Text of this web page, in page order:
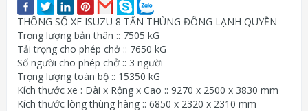
THÔNG SỐ XE ISUZU 8 TẤN THÙNG ĐÔNG LẠNH QUYỀN
Trọng lượng bản thân :: 7505 kG
Tải trọng cho phép chở :: 7650 kG
Số người cho phép chở :: 3 người
Trọng lượng toàn bộ :: 15350 kG
Kích thước xe : Dài x Rộng x Cao :: 9270 x 2500 x 3830 mm
Kích thước lòng thùng hàng :: 6850 x 2320 x 2310 mm